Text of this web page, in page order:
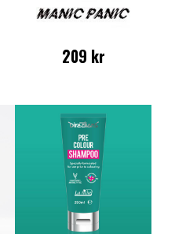
209 kr